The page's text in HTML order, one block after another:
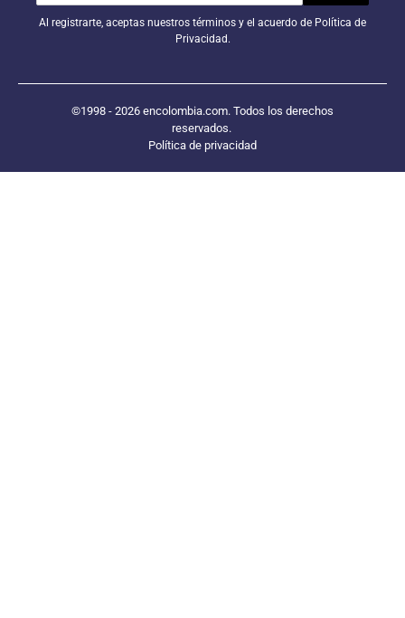
Al registrarte, aceptas nuestros términos y el acuerdo de Política de
Privacidad.
©1998 - 2026 encolombia.com. Todos los derechos
reservados.
Política de privacidad